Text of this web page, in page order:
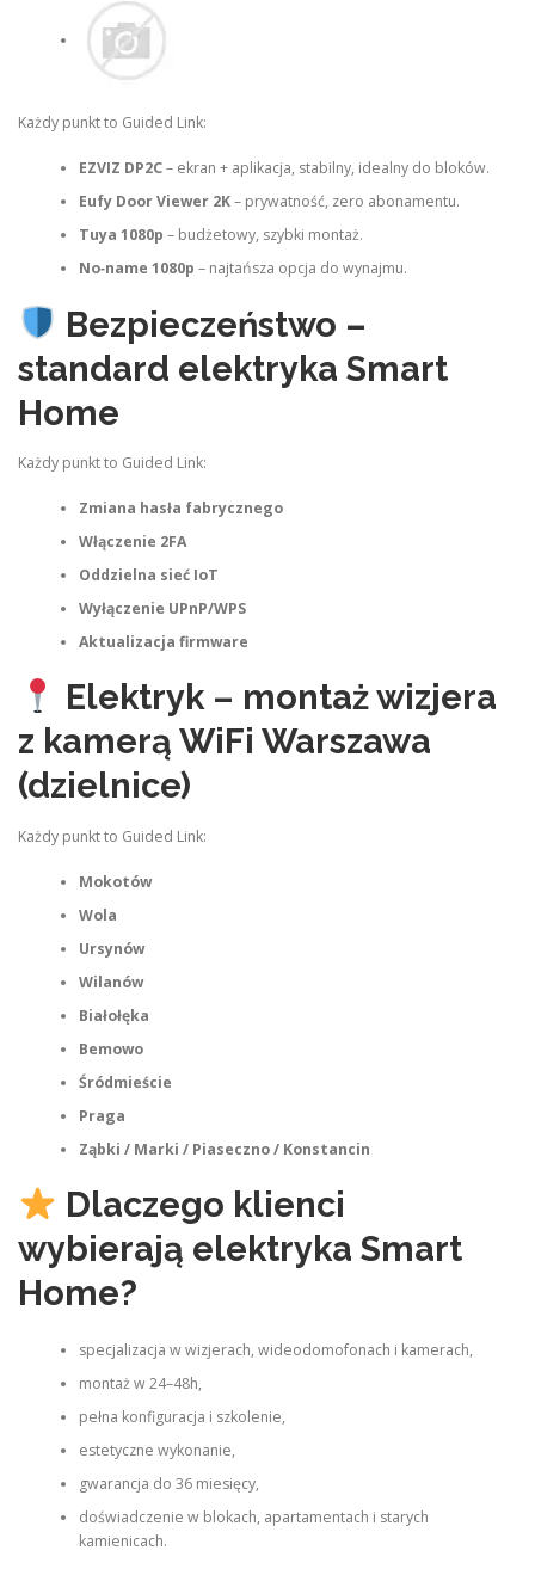
Każdy punkt to Guided Link:
EZVIZ DP2C– ekran + aplikacja, stabilny, idealny do bloków.
Eufy Door Viewer 2K– prywatność, zero abonamentu.
Tuya 1080p – budżetowy, szybki montaż.
No‑name 1080p – najtańsza opcja do wynajmu.
Bezpieczeństwo –
standard elektryka Smart
Home
Każdy punkt to Guided Link:
Zmiana hasła fabrycznego
Włączenie 2FA
Oddzielna sieć IoT
Wyłączenie UPnP/WPS
Aktualizacja firmware
Elektryk – montaż wizjera
z kamerą WiFi Warszawa
(dzielnice)
Każdy punkt to Guided Link:
Mokotów
Wola
Ursynów
Wilanów
Białołęka
Bemowo
Śródmieście
Praga
Ząbki / Marki / Piaseczno / Konstancin
Dlaczego klienci
wybierają elektryka Smart
Home?
specjalizacja w wizjerach, wideodomofonach i kamerach,
montaż w 24–48h,
pełna konfiguracja i szkolenie,
estetyczne wykonanie,
gwarancja do 36 miesięcy,
doświadczenie w blokach, apartamentach i starych
kamienicach.